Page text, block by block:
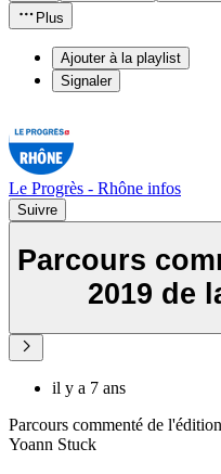
Plus
Ajouter à la playlist
Signaler
Le Progrès - Rhône infos
Suivre
Parcours
2019 de
il y a 7 ans
Parcours commenté de
Yoann Stuck